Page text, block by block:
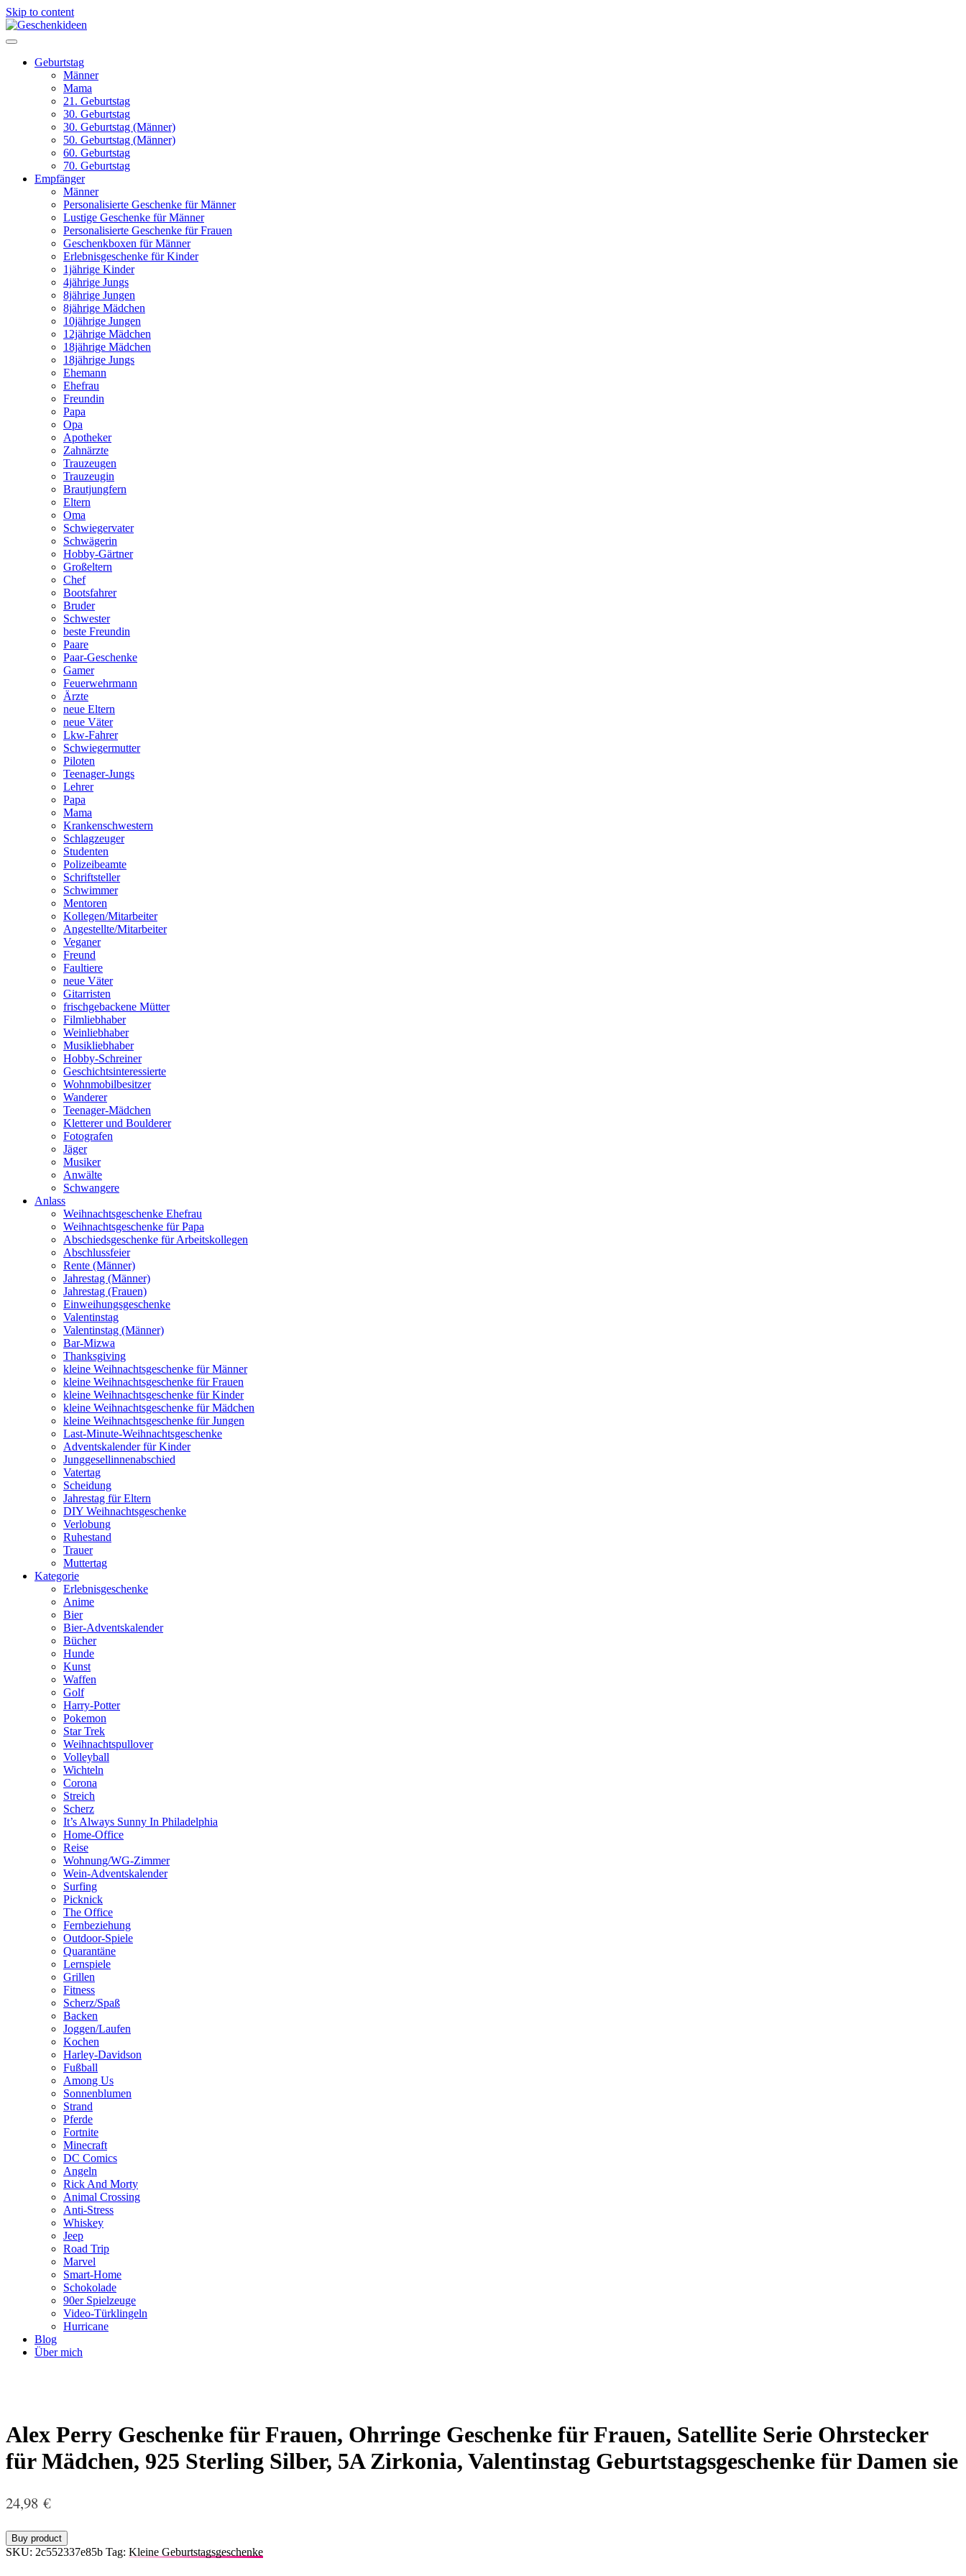
Skip to content
Geburtstag
Männer
Mama
21. Geburtstag
30. Geburtstag
30. Geburtstag (Männer)
50. Geburtstag (Männer)
60. Geburtstag
70. Geburtstag
Empfänger
Männer
Personalisierte Geschenke für Männer
Lustige Geschenke für Männer
Personalisierte Geschenke für Frauen
Geschenkboxen für Männer
Erlebnisgeschenke für Kinder
1jährige Kinder
4jährige Jungs
8jährige Jungen
8jährige Mädchen
10jährige Jungen
12jährige Mädchen
18jährige Mädchen
18jährige Jungs
Ehemann
Ehefrau
Freundin
Papa
Opa
Apotheker
Zahnärzte
Trauzeugen
Trauzeugin
Brautjungfern
Eltern
Oma
Schwiegervater
Schwägerin
Hobby-Gärtner
Großeltern
Chef
Bootsfahrer
Bruder
Schwester
beste Freundin
Paare
Paar-Geschenke
Gamer
Feuerwehrmann
Ärzte
neue Eltern
neue Väter
Lkw-Fahrer
Schwiegermutter
Piloten
Teenager-Jungs
Lehrer
Papa
Mama
Krankenschwestern
Schlagzeuger
Studenten
Polizeibeamte
Schriftsteller
Schwimmer
Mentoren
Kollegen/Mitarbeiter
Angestellte/Mitarbeiter
Veganer
Freund
Faultiere
neue Väter
Gitarristen
frischgebackene Mütter
Filmliebhaber
Weinliebhaber
Musikliebhaber
Hobby-Schreiner
Geschichtsinteressierte
Wohnmobilbesitzer
Wanderer
Teenager-Mädchen
Kletterer und Boulderer
Fotografen
Jäger
Musiker
Anwälte
Schwangere
Anlass
Weihnachtsgeschenke Ehefrau
Weihnachtsgeschenke für Papa
Abschiedsgeschenke für Arbeitskollegen
Abschlussfeier
Rente (Männer)
Jahrestag (Männer)
Jahrestag (Frauen)
Einweihungsgeschenke
Valentinstag
Valentinstag (Männer)
Bar-Mizwa
Thanksgiving
kleine Weihnachtsgeschenke für Männer
kleine Weihnachtsgeschenke für Frauen
kleine Weihnachtsgeschenke für Kinder
kleine Weihnachtsgeschenke für Mädchen
kleine Weihnachtsgeschenke für Jungen
Last-Minute-Weihnachtsgeschenke
Adventskalender für Kinder
Junggesellinnenabschied
Vatertag
Scheidung
Jahrestag für Eltern
DIY Weihnachtsgeschenke
Verlobung
Ruhestand
Trauer
Muttertag
Kategorie
Erlebnisgeschenke
Anime
Bier
Bier-Adventskalender
Bücher
Hunde
Kunst
Waffen
Golf
Harry-Potter
Pokemon
Star Trek
Weihnachtspullover
Volleyball
Wichteln
Corona
Streich
Scherz
It’s Always Sunny In Philadelphia
Home-Office
Reise
Wohnung/WG-Zimmer
Wein-Adventskalender
Surfing
Picknick
The Office
Fernbeziehung
Outdoor-Spiele
Quarantäne
Lernspiele
Grillen
Fitness
Scherz/Spaß
Backen
Joggen/Laufen
Kochen
Harley-Davidson
Fußball
Among Us
Sonnenblumen
Strand
Pferde
Fortnite
Minecraft
DC Comics
Angeln
Rick And Morty
Animal Crossing
Anti-Stress
Whiskey
Jeep
Road Trip
Marvel
Smart-Home
Schokolade
90er Spielzeuge
Video-Türklingeln
Hurricane
Blog
Über mich
Alex Perry Geschenke für Frauen, Ohrringe Geschenke für Frauen, Satellite Serie Ohrstecker
für Mädchen, 925 Sterling Silber, 5A Zirkonia, Valentinstag Geburtstagsgeschenke für Damen sie
24,98 €
Buy product
SKU: 2c552337e85b Tag: Kleine Geburtstagsgeschenke